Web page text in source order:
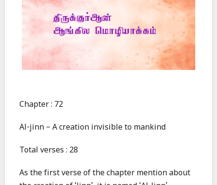
Chapter : 72
Al-jinn – A creation invisible to mankind
Total verses : 28
As the first verse of the chapter mention about